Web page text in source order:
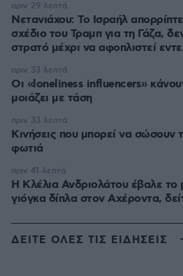
Νετανιάχου: Το Ισραήλ
σχέδιο του Τραμπ για τη Γάζα,
στρατό μέχρι να αφοπλιστεί
πριν 29 λεπτά
Οι «loneliness influencers»
μοιάζει με τάση
πριν 33 λεπτά
Κινήσεις που μπορεί να σώσουν
φωτιά
πριν 33 λεπτά
Η Κλέλια Ανδριολάτου έβαλε το
γιόγκα δίπλα στον Αχέροντα,
πριν 41 λεπτά
ΔΕΙΤΕ ΟΛΕΣ ΤΙΣ ΕΙΔΗΣΕΙΣ